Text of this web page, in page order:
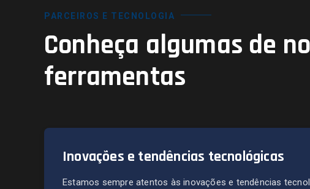
PARCEIROS E TECNOLOGIA
Conheça algumas de
ferramentas
Inovações e tendências tecnológicas
Estamos sempre atentos às inovações e tendências